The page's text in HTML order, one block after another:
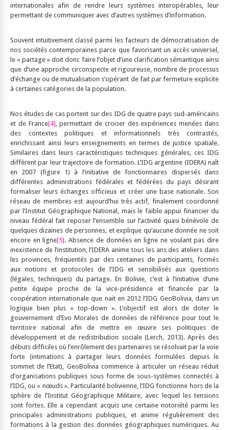
internationales afin de rendre leurs systèmes interopérables, leur
permettant de communiquer avec d’autres systèmes d’information.
Souvent intuitivement classé parmi les facteurs de démocratisation de
nos sociétés contemporaines parce que favorisant un accès universel,
le « partage » doit donc faire l’objet d’une clarification sémantique ainsi
que d’une approche circonspecte et rigoureuse, nombre de processus
d’échange ou de mutualisation s’opérant de fait par fermeture explicite
à certaines catégories de la population.
Nos études de cas portent sur des IDG de quatre pays sud-américains
et de France[4], permettant de croiser des expériences menées dans
des contextes politiques et informationnels très contrastés,
enrichissant ainsi leurs enseignements en termes de justice spatiale.
Similaires dans leurs caractéristiques techniques générales, ces IDG
diffèrent par leur trajectoire de formation. L’IDG argentine (IDERA) naît
en 2007 (figure 1) à l’initiative de fonctionnaires dispersés dans
différentes administrations fédérales et fédérées du pays désirant
formaliser leurs échanges officieux et créer une base nationale. Son
réseau de membres est aujourd’hui très actif, finalement coordonné
par l’Institut Géographique National, mais le faible appui financier du
niveau fédéral fait reposer l’ensemble sur l’activité quasi bénévole de
quelques dizaines de personnes, et explique qu’aucune donnée ne soit
encore en ligne[5]. Absence de données en ligne ne voulant pas dire
inexistence de l’institution, l’IDERA anime tous les ans des ateliers dans
les provinces, fréquentés par des centaines de participants, formés
aux notions et protocoles de l’IDG et sensibilisés aux questions
(légales, techniques) du partage. En Bolivie, c’est à l’initiative d’une
petite équipe proche de la vice-présidence et financée par la
coopération internationale que nait en 2012 l’IDG GeoBolivia, dans un
logique bien plus « top-down ». L’objectif est alors de doter le
gouvernement d’Evo Morales de données de référence pour tout le
territoire national afin de mettre en œuvre ses politiques de
développement et de redistribution sociale (Lerch, 2013). Après des
débuts difficiles où l’enrôlement des partenaires se résolvait par la voie
forte (intimations à partager leurs données formulées depuis le
sommet de l’Etat), GeoBolivia commence à articuler un réseau réduit
d’organisations publiques sous forme de sous-systèmes connectés à
l’IDG, ou « nœuds ». Particularité bolivienne, l’IDG fonctionne hors de la
sphère de l’Institut Géographique Militaire, avec lequel les tensions
sont fortes. Elle a cependant acquis une certaine notoriété parmi les
principales administrations publiques, et anime régulièrement des
formations à la gestion des données géographiques numériques. Au